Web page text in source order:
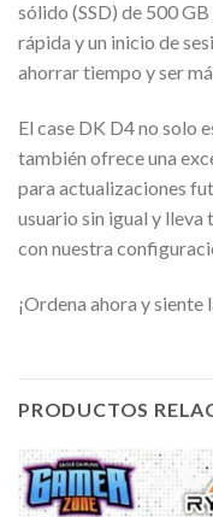
sólido (SSD) de 500
rápida y un inicio de
ahorrar tiempo y ser
El case DK D4 no solo
también ofrece una
para actualizaciones
usuario sin igual y lleva
con nuestra
¡Ordena ahora y siente
PRODUCTOS